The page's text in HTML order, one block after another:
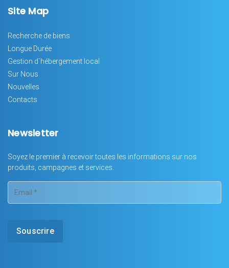
Site Map
Recherche de biens
Longue Durée
Gestion d´hébergement local
Sur Nous
Nouvelles
Contacts
Newsletter
Soyez le premier à recevoir toutes les informations sur nos
produits, campagnes et services.